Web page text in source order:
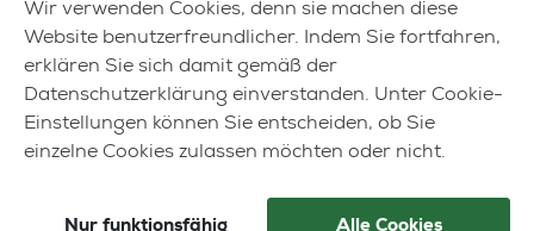
Wir verwenden Cookies, denn sie machen diese
Website benutzerfreundlicher. Indem Sie fortfahren,
erklären Sie sich damit gemäß der
Datenschutzerklärung einverstanden. Unter Cookie-
Einstellungen können Sie entscheiden, ob Sie
einzelne Cookies zulassen möchten oder nicht.
Alle Cookies
Nur funktionsfähig
JETZT ANMELDEN